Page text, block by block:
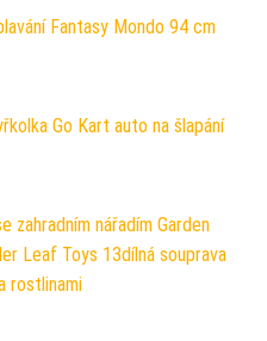
Fantasy Mondo 94 cm
Go Kart auto na šlapání
zahradním nářadím Garden
Leaf Toys 13dílná souprava
rostlinami